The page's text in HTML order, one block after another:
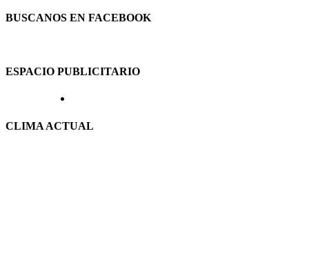
BUSCANOS EN FACEBOOK
ESPACIO PUBLICITARIO
CLIMA ACTUAL